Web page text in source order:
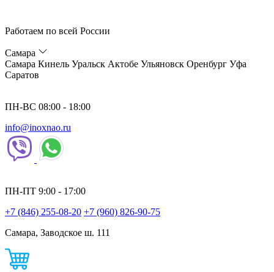
Работаем по всей России
Самара
Самара Кинель Уральск Актобе Ульяновск Оренбург Уфа
Саратов
ПН-ВС 08:00 - 18:00
info@inoxnao.ru
ПН-ПТ 9:00 - 17:00
+7 (846) 255-08-20 +7 (960) 826-90-75
Самара, Заводское ш. 111